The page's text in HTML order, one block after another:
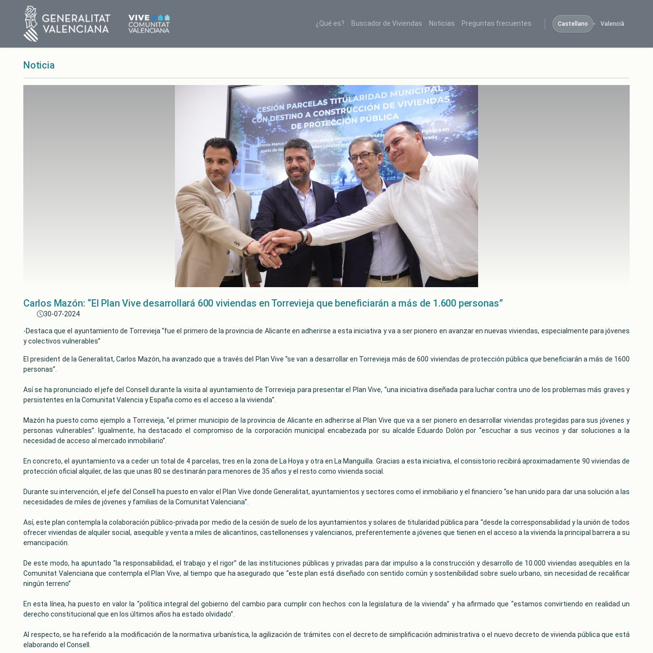
¿Qué es? Buscador de Viviendas Noticias Preguntas frecuentes Castellano Valencià
Noticia
Carlos Mazón: “El Plan Vive desarrollará 600 viviendas en Torrevieja que beneficiarán a más de 1.600 personas”
30-07-2024
-Destaca que el ayuntamiento de Torrevieja “fue el primero de la provincia de Alicante en adherirse a esta iniciativa y va a ser pionero en avanzar en nuevas viviendas, especialmente para jóvenes
y colectivos vulnerables”
El president de la Generalitat, Carlos Mazón, ha avanzado que a través del Plan Vive “se van a desarrollar en Torrevieja más de 600 viviendas de protección pública que beneficiarán a más de 1600
personas”.
Así se ha pronunciado el jefe del Consell durante la visita al ayuntamiento de Torrevieja para presentar el Plan Vive, “una iniciativa diseñada para luchar contra uno de los problemas más graves y
persistentes en la Comunitat Valencia y España como es el acceso a la vivienda”.
Mazón ha puesto como ejemplo a Torrevieja, “el primer municipio de la provincia de Alicante en adherirse al Plan Vive que va a ser pionero en desarrollar viviendas protegidas para sus jóvenes y
personas vulnerables”. Igualmente, ha destacado el compromiso de la corporación municipal encabezada por su alcalde Eduardo Dolón por “escuchar a sus vecinos y dar soluciones a la
necesidad de acceso al mercado inmobiliario”.
En concreto, el ayuntamiento va a ceder un total de 4 parcelas, tres en la zona de La Hoya y otra en La Manguilla. Gracias a esta iniciativa, el consistorio recibirá aproximadamente 90 viviendas de
protección oficial alquiler, de las que unas 80 se destinarán para menores de 35 años y el resto como vivienda social.
Durante su intervención, el jefe del Consell ha puesto en valor el Plan Vive donde Generalitat, ayuntamientos y sectores como el inmobiliario y el financiero “se han unido para dar una solución a las
necesidades de miles de jóvenes y familias de la Comunitat Valenciana”.
Así, este plan contempla la colaboración público-privada por medio de la cesión de suelo de los ayuntamientos y solares de titularidad pública para “desde la corresponsabilidad y la unión de todos
ofrecer viviendas de alquiler social, asequible y venta a miles de alicantinos, castellonenses y valencianos, preferentemente a jóvenes que tienen en el acceso a la vivienda la principal barrera a su
emancipación.
De este modo, ha apuntado “la responsabilidad, el trabajo y el rigor” de las instituciones públicas y privadas para dar impulso a la construcción y desarrollo de 10.000 viviendas asequibles en la
Comunitat Valenciana que contempla el Plan Vive, al tiempo que ha asegurado que “este plan está diseñado con sentido común y sostenibilidad sobre suelo urbano, sin necesidad de recalificar
ningún terreno”
En esta línea, ha puesto en valor la “política integral del gobierno del cambio para cumplir con hechos con la legislatura de la vivienda” y ha afirmado que “estamos convirtiendo en realidad un
derecho constitucional que en los últimos años ha estado olvidado”.
Al respecto, se ha referido a la modificación de la normativa urbanística, la agilización de trámites con el decreto de simplificación administrativa o el nuevo decreto de vivienda pública que está
elaborando el Consell.